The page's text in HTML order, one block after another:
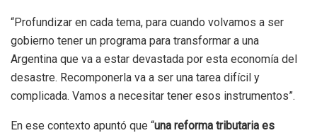
“Profundizar en cada tema, para cuando volvamos a ser
gobierno tener un programa para transformar a una
Argentina que va a estar devastada por esta economía del
desastre. Recomponerla va a ser una tarea difícil y
complicada. Vamos a necesitar tener esos instrumentos”.
En ese contexto apuntó que “una reforma tributaria es